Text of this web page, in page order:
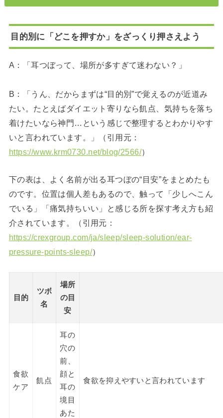
目的別に「どこを押すか」をざっくり押さえよう
A：「耳つぼって、場所が多すぎて迷わない？」
B：「うん、だからまずは“目的別”で覚えるのが近道み
たい。たとえばダイエット寄りなら飢点、気持ちを落ち
着けたいなら神門…という感じで整理するとわかりやす
いと言われています。」（引用元：
https://www.krm0730.net/blog/2566/）
下の表は、よく名前が出る耳つぼの“目安”をまとめたも
のです。位置は個人差もあるので、触って「少しへこん
でいる」「痛気持ちいい」と感じる所を探す考え方も紹
介されています。（引用元：
https://crexgroup.com/ja/sleep/sleep-solution/ear-
pressure-points-sleep/）
目的
ツボ
名
場所
の目
安
食欲
ケア
飢点
耳の
穴の
前、
顔と
耳の
境目
あた
食欲を抑えやすいと言われています